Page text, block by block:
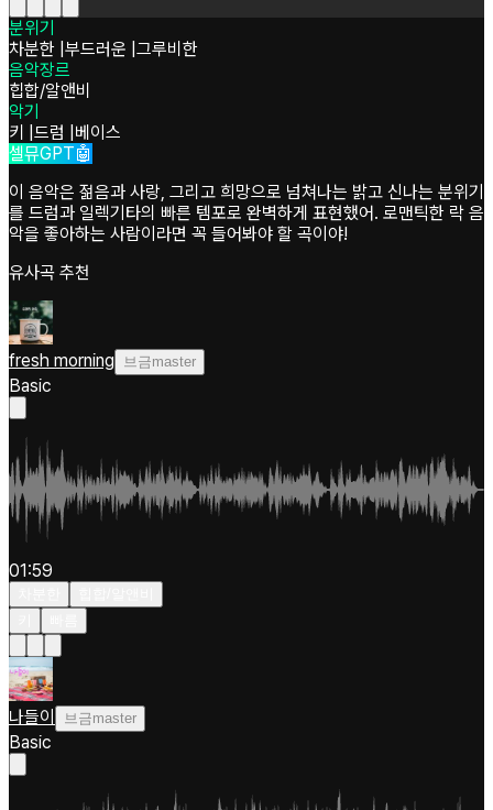
분위기
차분한 부드러운 그루비한
음악장르
힙합/알앤비
악기
키 드럼
베이스
셀뮤GPT🤖
이 음악은 젊음과 사랑, 그리고 희망으로 넘쳐나는 밝고 신나는 분위기
를 드럼과 일렉기타의 빠른 템포로 완벽하게 표현했어. 로맨틱한 락 음
악을 좋아하는 사람이라면 꼭 들어봐야 할 곡이야!
유사곡 추천
fresh morning 브금master
Basic
01:59
나들이 브금master
Basic